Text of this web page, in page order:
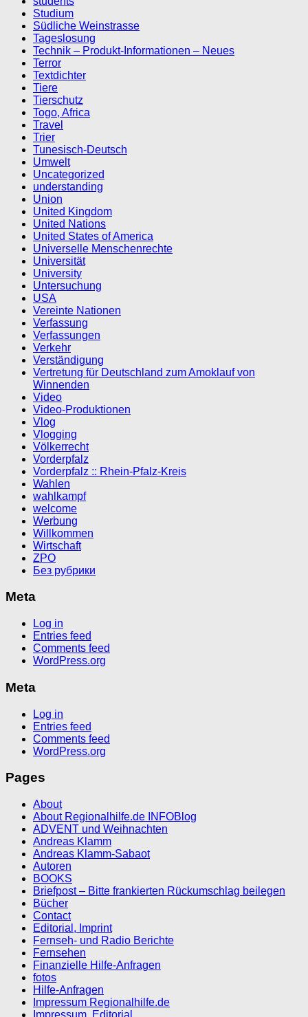
Studium
Südliche Weinstrasse
Tageslosung
Technik – Produkt-Informationen – Neues
Terror
Textdichter
Tiere
Tierschutz
Togo, Africa
Travel
Trier
Tunesisch-Deutsch
Umwelt
Uncategorized
understanding
Union
United Kingdom
United Nations
United States of America
Universelle Menschenrechte
Universität
University
Untersuchung
USA
Vereinte Nationen
Verfassung
Verfassungen
Verkehr
Verständigung
Vertretung für Deutschland zum Amoklauf von
Winnenden
Video
Video-Produktionen
Vlog
Vlogging
Völkerrecht
Vorderpfalz
Vorderpfalz :: Rhein-Pfalz-Kreis
Wahlen
wahlkampf
welcome
Werbung
Willkommen
Wirtschaft
ZPO
Без рубрики
Meta
Log in
Entries feed
Comments feed
WordPress.org
Meta
Log in
Entries feed
Comments feed
WordPress.org
Pages
About
About Regionalhilfe.de INFOBlog
ADVENT und Weihnachten
Andreas Klamm
Andreas Klamm-Sabaot
Autoren
BOOKS
Briefpost – Bitte frankierten Rückumschlag beilegen
Bücher
Contact
Editorial, Imprint
Fernseh- und Radio Berichte
Fernsehen
Finanzielle Hilfe-Anfragen
fotos
Hilfe-Anfragen
Impressum Regionalhilfe.de
Impressum, Editorial